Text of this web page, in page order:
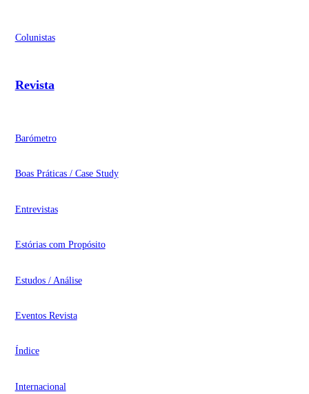
Colunistas
Revista
Barómetro
Boas Práticas / Case Study
Entrevistas
Estórias com Propósito
Estudos / Análise
Eventos Revista
Índice
Internacional